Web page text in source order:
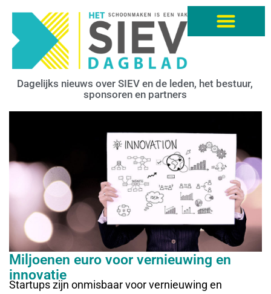
Dagelijks nieuws over SIEV en de leden, het bestuur,
sponsoren en partners
Miljoenen euro voor vernieuwing en
innovatie
Startups zijn onmisbaar voor vernieuwing en